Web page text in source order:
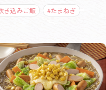
き込みご飯 #たまねぎ